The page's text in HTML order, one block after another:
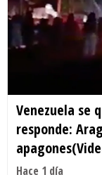
Venezuela se
responde:
Hace 1 día